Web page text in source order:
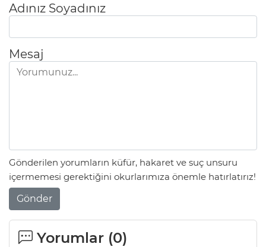
Adınız Soyadınız
Mesaj
Gönderilen yorumların küfür, hakaret ve suç unsuru
içermemesi gerektiğini okurlarımıza önemle hatırlatırız!
Gönder
Yorumlar (0)